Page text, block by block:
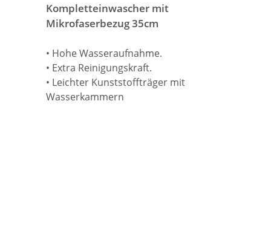
Kompletteinwascher mit
Mikrofaserbezug 35cm
• Hohe Wasseraufnahme.
• Extra Reinigungskraft.
• Leichter Kunststoffträger mit
Wasserkammern